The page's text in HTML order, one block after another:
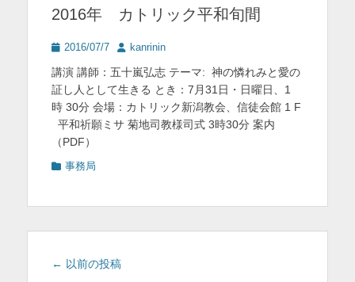
2016年 カトリック平和旬間
投
日
2016/07/7
投
者
kanrinin
講演 講師：五十嵐弘志 テーマ: 神の憐れみと愛の
証し人として生きる とき：7月31日・日曜日、1
時 30分 会場：カトリック新潟教会、信徒会館 1 F
平和祈願ミサ 菊地司教様司式 3時30分 案内
（PDF）
カ 事務局
投
← 以前の投稿